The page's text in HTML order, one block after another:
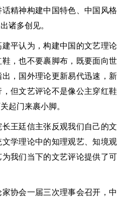
精神构建中国特色、中国风格
诸多创见。
平认为，构建中国的文艺理论
，也不要裹脚布，既要面向世
，国外理论更新易代迅速，新
但文艺评论不是像公主穿红鞋
起门来裹小脚。
王廷信主张反观我们自己的文
学理论中的知理观艺、知境观
我们当下的文艺评论提供了可
会一届三次理事会召开，中